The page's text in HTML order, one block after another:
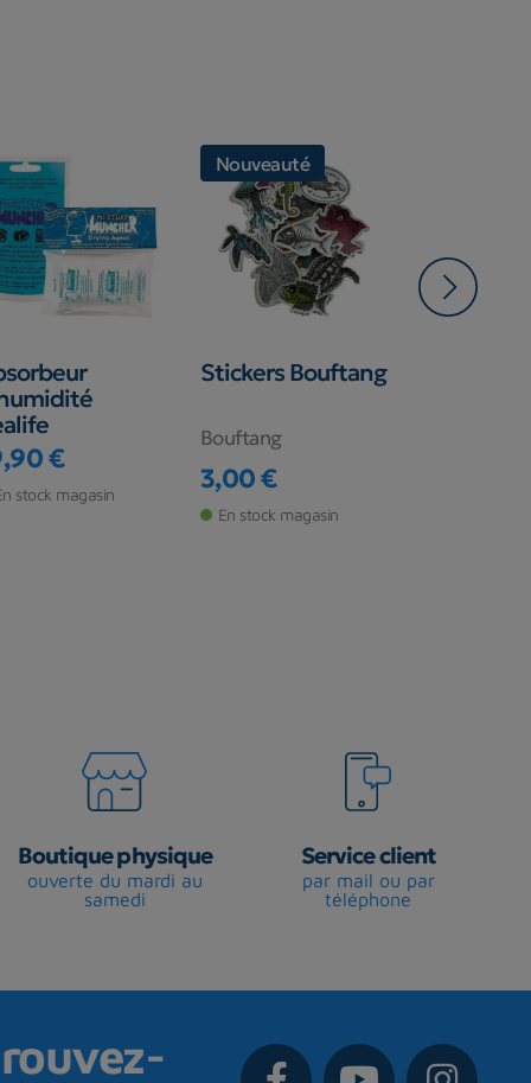
€
stock magasin
Nouveauté
Stickers Bouftang
Bouftang
Prix
3,00 €
En stock magasin
Boutique physique
ouverte du mardi au
samedi
Service client
par mail ou par
téléphone